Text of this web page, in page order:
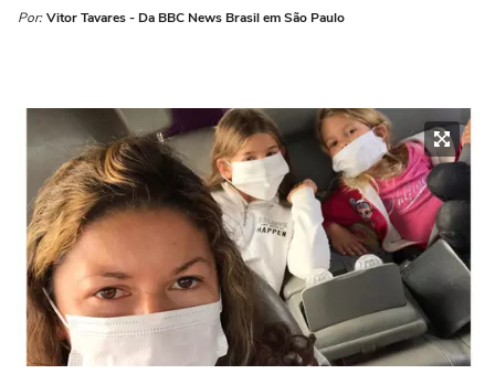
Por: Vitor Tavares - Da BBC News Brasil em São Paulo